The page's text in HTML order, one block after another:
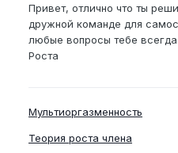
Привет, отлично что ты
дружной команде для
любые вопросы тебе всегда
Роста
Мультиоргазменность
Теория роста члена